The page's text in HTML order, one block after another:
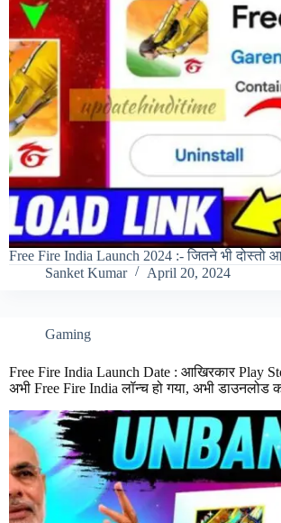
Free Fire India Launch 2024 :- जितने भी
Sanket Kumar
April 20, 2024
Gaming
Free Fire India Launch Date : आखिरकार Play
अभी Free Fire India लॉन्च हो गया, अभी डाउनलोड